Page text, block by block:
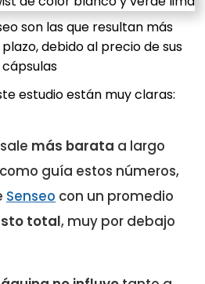
son las que resultan más
debido al precio de sus
cápsulas
estudio están muy claras:
más barata a largo
guía estos números,
Senseo con un promedio
total, muy por debajo